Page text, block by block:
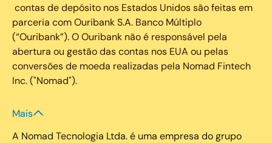
contas de depósito nos Estados Unidos são feitas em
parceria com Ouribank S.A. Banco Múltiplo
(“Ouribank”). O Ouribank não é responsável pela
abertura ou gestão das contas nos EUA ou pelas
conversões de moeda realizadas pela Nomad Fintech
Inc. ("Nomad").
Mais
A Nomad Tecnologia Ltda. é uma empresa do grupo